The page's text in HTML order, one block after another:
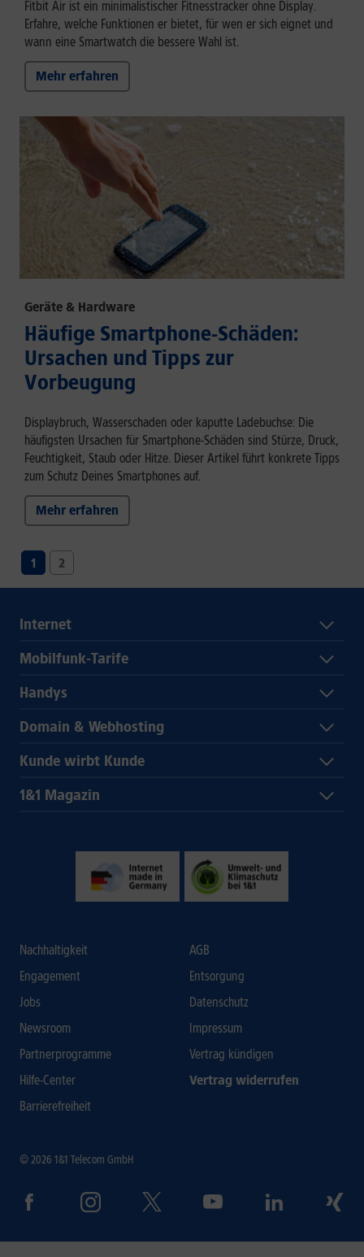
Fitbit Air ist ein minimalistischer Fitnesstracker ohne Display.
Erfahre, welche Funktionen er bietet, für wen er sich eignet und
wann eine Smartwatch die bessere Wahl ist.
Mehr erfahren
Geräte & Hardware
Häufige Smartphone-Schäden:
Ursachen und Tipps zur
Vorbeugung
Displaybruch, Wasserschaden oder kaputte Ladebuchse: Die
häufigsten Ursachen für Smartphone-Schäden sind Stürze, Druck,
Feuchtigkeit, Staub oder Hitze. Dieser Artikel führt konkrete Tipps
zum Schutz Deines Smartphones auf.
Mehr erfahren
1 2
Internet
Mobilfunk-Tarife
Handys
Domain & Webhosting
Kunde wirbt Kunde
1&1 Magazin
Nachhaltigkeit
Engagement
Jobs
Newsroom
Partnerprogramme
Hilfe-Center
Barrierefreiheit
AGB
Entsorgung
Datenschutz
Impressum
Vertrag kündigen
Vertrag widerrufen
© 2026 1&1 Telecom GmbH